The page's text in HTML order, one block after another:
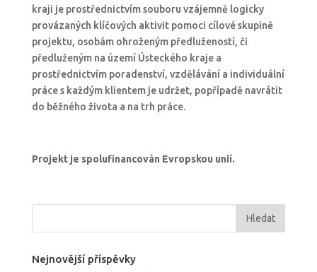
kraji je prostřednictvím souboru vzájemně logicky
provázaných klíčových aktivit pomoci cílové skupině
projektu, osobám ohroženým předlužeností, či
předluženým na území Ústeckého kraje a
prostřednictvím poradenství, vzdělávání a individuální
práce s každým klientem je udržet, popřípadě navrátit
do běžného života a na trh práce.
Projekt je spolufinancován Evropskou unií.
Nejnovější příspěvky